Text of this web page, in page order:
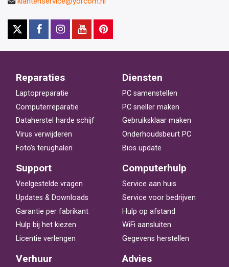
Reparaties
Laptopreparatie
Computerreparatie
Dataherstel harde schijf
Virus verwijderen
Foto's terughalen
Diensten
PC samenstellen
PC sneller maken
Gebruiksklaar maken
Onderhoudsbeurt PC
Bios update
Support
Veelgestelde vragen
Updates & Downloads
Garantie per fabrikant
Hulp bij het kiezen
Licentie verlengen
Computerhulp
Service aan huis
Service voor bedrijven
Hulp op afstand
WiFi aansluiten
Gegevens herstellen
Verhuur Advies